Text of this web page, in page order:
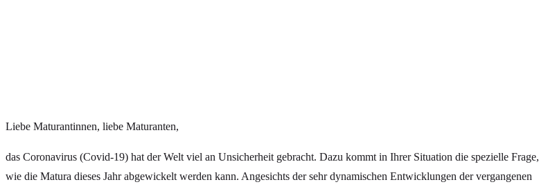
Liebe Maturantinnen, liebe Maturanten,
das Coronavirus (Covid-19) hat der Welt viel an Unsicherheit gebracht. Dazu kommt in Ihrer Situation die spezielle Frage,
wie die Matura dieses Jahr abgewickelt werden kann. Angesichts der sehr dynamischen Entwicklungen der vergangenen